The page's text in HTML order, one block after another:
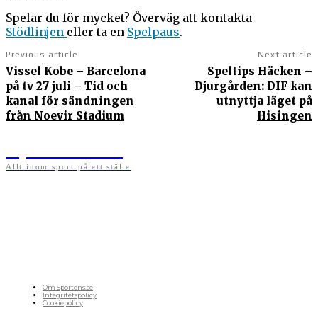
Spelar du för mycket? Överväg att kontakta
Stödlinjen eller ta en Spelpaus.
Previous article
Vissel Kobe – Barcelona
på tv 27 juli – Tid och
kanal för sändningen
från Noevir Stadium
Next article
Speltips Häcken –
Djurgården: DIF kan
utnyttja läget på
Hisingen
Allt inom sport på ett ställe
Om Sportens.se
Integritetspolicy
Cookiepolicy